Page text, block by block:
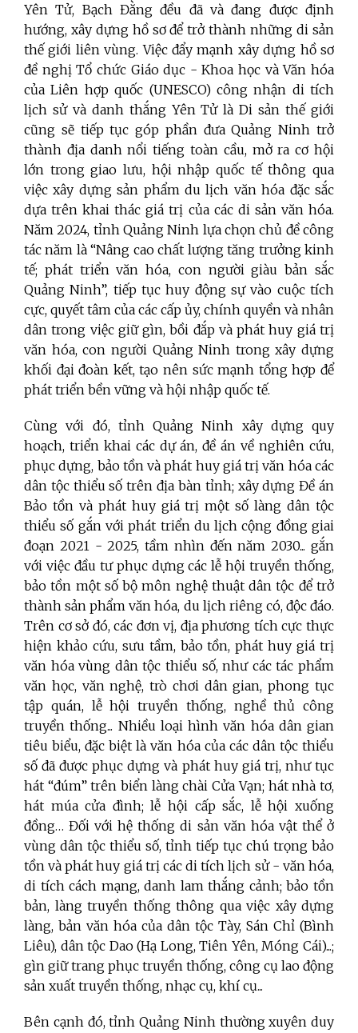
Yên Tử, Bạch Đằng đều đã và đang được định
hướng, xây dựng hồ sơ để trở thành những di sản
thế giới liên vùng. Việc đẩy mạnh xây dựng hồ sơ
đề nghị Tổ chức Giáo dục - Khoa học và Văn hóa
của Liên hợp quốc (UNESCO) công nhận di tích
lịch sử và danh thắng Yên Tử là Di sản thế giới
cũng sẽ tiếp tục góp phần đưa Quảng Ninh trở
thành địa danh nổi tiếng toàn cầu, mở ra cơ hội
lớn trong giao lưu, hội nhập quốc tế thông qua
việc xây dựng sản phẩm du lịch văn hóa đặc sắc
dựa trên khai thác giá trị của các di sản văn hóa.
Năm 2024, tỉnh Quảng Ninh lựa chọn chủ đề công
tác năm là “Nâng cao chất lượng tăng trưởng kinh
tế; phát triển văn hóa, con người giàu bản sắc
Quảng Ninh”, tiếp tục huy động sự vào cuộc tích
cực, quyết tâm của các cấp ủy, chính quyền và nhân
dân trong việc giữ gìn, bồi đắp và phát huy giá trị
văn hóa, con người Quảng Ninh trong xây dựng
khối đại đoàn kết, tạo nên sức mạnh tổng hợp để
phát triển bền vững và hội nhập quốc tế.
Cùng với đó, tỉnh Quảng Ninh xây dựng quy
hoạch, triển khai các dự án, đề án về nghiên cứu,
phục dựng, bảo tồn và phát huy giá trị văn hóa các
dân tộc thiểu số trên địa bàn tỉnh; xây dựng Đề án
Bảo tồn và phát huy giá trị một số làng dân tộc
thiểu số gắn với phát triển du lịch cộng đồng giai
đoạn 2021 - 2025, tầm nhìn đến năm 2030... gắn
với việc đầu tư phục dựng các lễ hội truyền thống,
bảo tồn một số bộ môn nghệ thuật dân tộc để trở
thành sản phẩm văn hóa, du lịch riêng có, độc đáo.
Trên cơ sở đó, các đơn vị, địa phương tích cực thực
hiện khảo cứu, sưu tầm, bảo tồn, phát huy giá trị
văn hóa vùng dân tộc thiểu số, như các tác phẩm
văn học, văn nghệ, trò chơi dân gian, phong tục
tập quán, lễ hội truyền thống, nghề thủ công
truyền thống... Nhiều loại hình văn hóa dân gian
tiêu biểu, đặc biệt là văn hóa của các dân tộc thiểu
số đã được phục dựng và phát huy giá trị, như tục
hát “đúm” trên biển làng chài Cửa Vạn; hát nhà tơ,
hát múa cửa đình; lễ hội cấp sắc, lễ hội xuống
đồng… Đối với hệ thống di sản văn hóa vật thể ở
vùng dân tộc thiểu số, tỉnh tiếp tục chú trọng bảo
tồn và phát huy giá trị các di tích lịch sử - văn hóa,
di tích cách mạng, danh lam thắng cảnh; bảo tồn
bản, làng truyền thống thông qua việc xây dựng
làng, bản văn hóa của dân tộc Tày, Sán Chỉ (Bình
Liêu), dân tộc Dao (Hạ Long, Tiên Yên, Móng Cái)...;
gìn giữ trang phục truyền thống, công cụ lao động
sản xuất truyền thống, nhạc cụ, khí cụ...
Bên cạnh đó, tỉnh Quảng Ninh thường xuyên duy